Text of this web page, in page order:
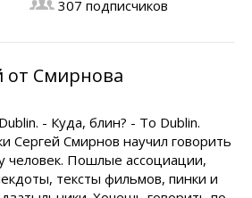
307 подписчиков
от Смирнова
- Куда, блин? - To Dublin.
Сергей Смирнов научил говорить
человек. Пошлые ассоциации,
тексты фильмов, пинки и